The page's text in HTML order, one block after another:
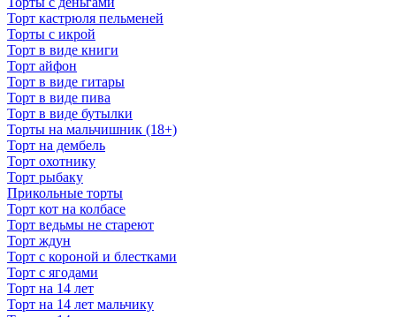
Торт кастрюля пельменей
Торты с икрой
Торт в виде книги
Торт айфон
Торт в виде гитары
Торт в виде пива
Торт в виде бутылки
Торты на мальчишник (18+)
Торт на дембель
Торт охотнику
Торт рыбаку
Прикольные торты
Торт кот на колбасе
Торт ведьмы не стареют
Торт ждун
Торт с короной и блестками
Торт с ягодами
Торт на 14 лет
Торт на 14 лет мальчику